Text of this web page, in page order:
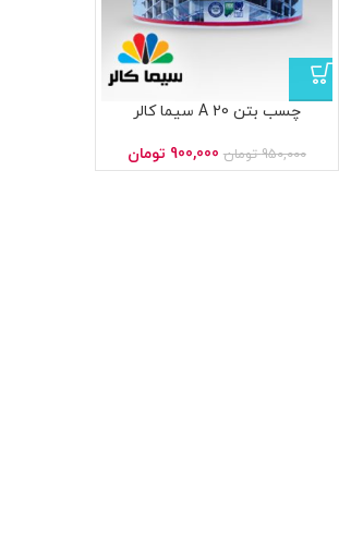
چسب بتن A 20 سیما کالر
950,000 تومان 900,000 تومان